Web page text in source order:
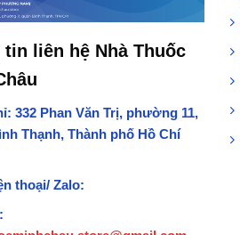
tin liên hệ Nhà Thuốc
332 Phan Văn Trị, phường 11,
Thạnh, Thành phố Hồ Chí
thoại/ Zalo: